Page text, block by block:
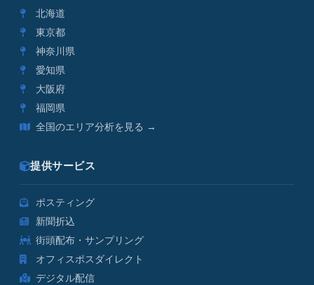
北海道
東京都
神奈川県
愛知県
大阪府
福岡県
全国のエリア分析を見る →
提供サービス
ポスティング
新聞折込
街頭配布・サンプリング
オフィスポスダイレクト
デジタル配信